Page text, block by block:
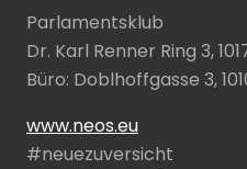
Parlamentsklub
Dr. Karl Renner Ring 3,
Büro: Doblhoffgasse 3,
www.neos.eu
#neuezuversicht